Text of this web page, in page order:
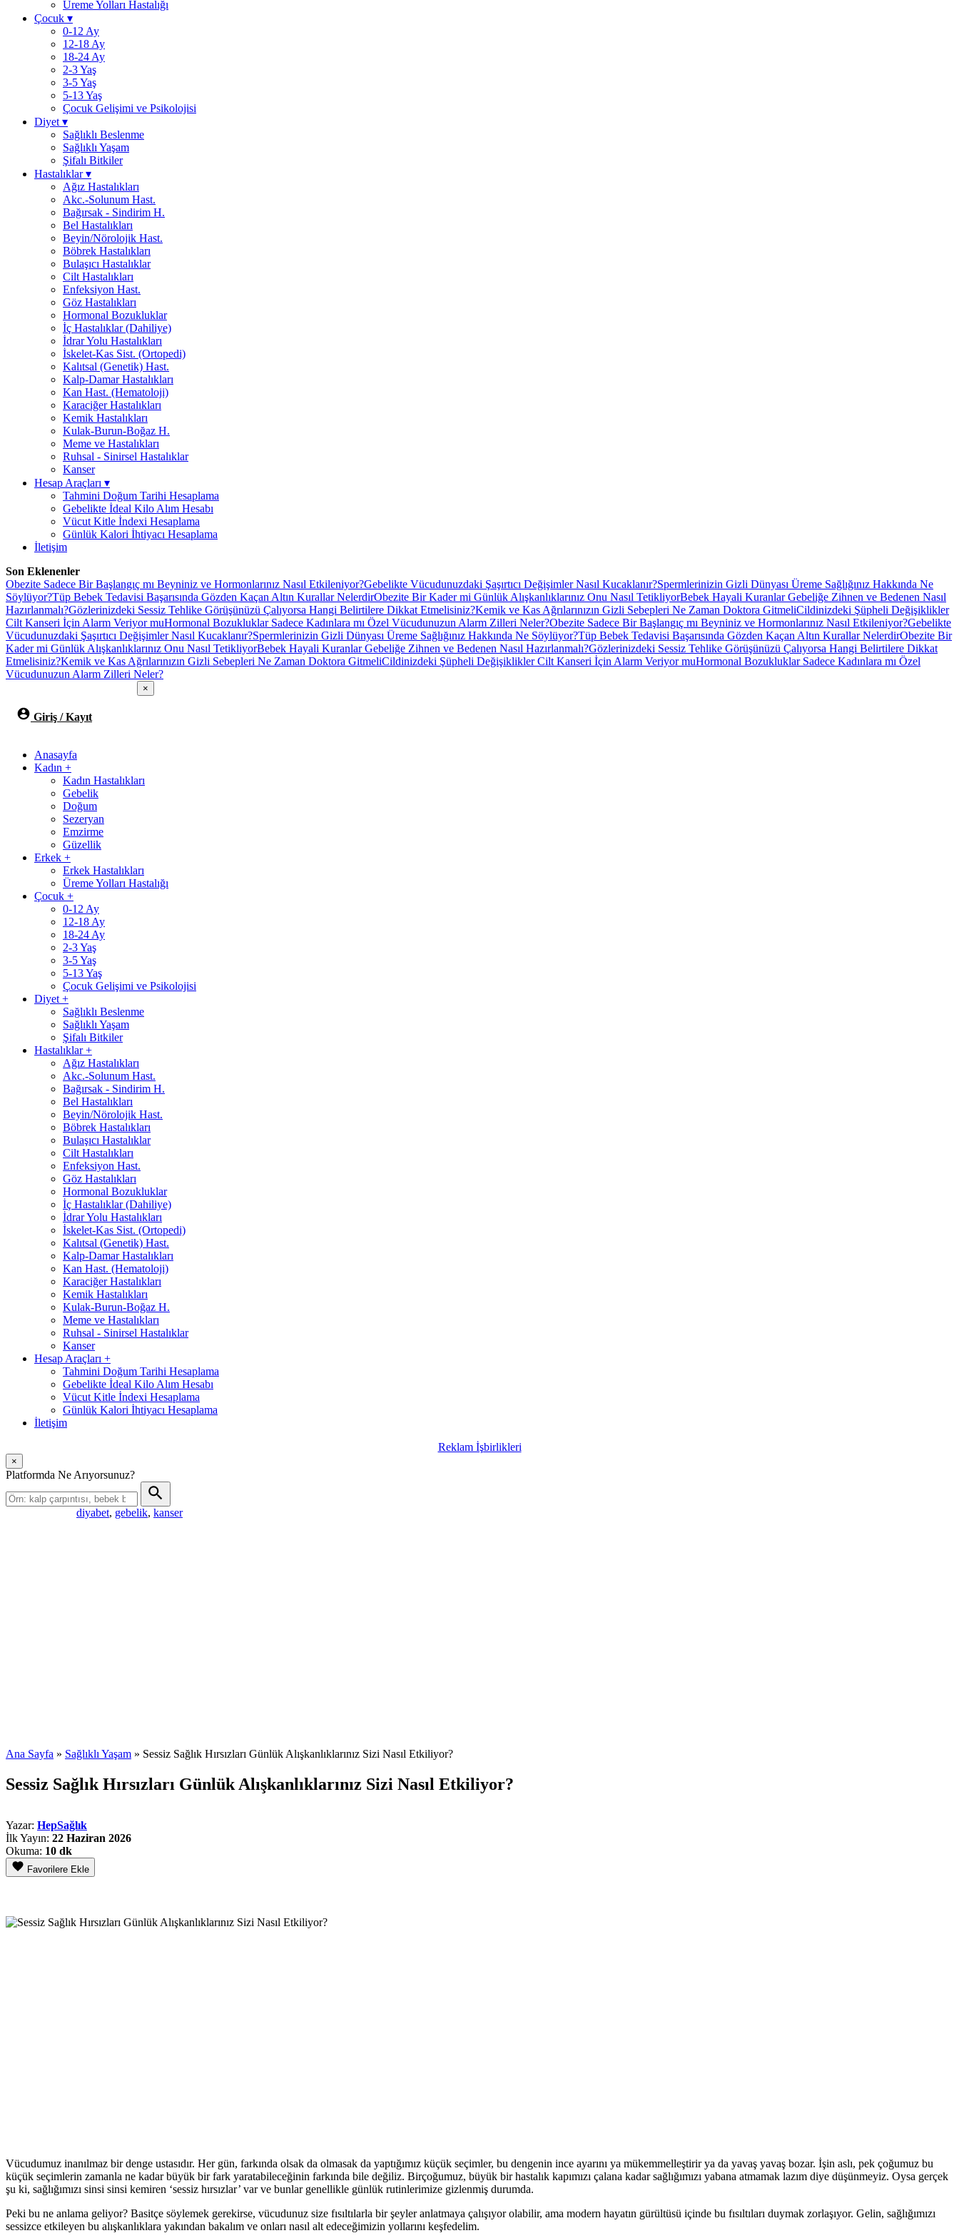
Üreme Yolları Hastalığı
Çocuk ▾
0-12 Ay
12-18 Ay
18-24 Ay
2-3 Yaş
3-5 Yaş
5-13 Yaş
Çocuk Gelişimi ve Psikolojisi
Diyet ▾
Sağlıklı Beslenme
Sağlıklı Yaşam
Şifalı Bitkiler
Hastalıklar▾
Ağız Hastalıkları
Akc.-Solunum Hast.
Bağırsak - Sindirim H.
Bel Hastalıkları
Beyin/Nörolojik Hast.
Böbrek Hastalıkları
Bulaşıcı Hastalıklar
Cilt Hastalıkları
Enfeksiyon Hast.
Göz Hastalıkları
Hormonal Bozukluklar
İç Hastalıklar (Dahiliye)
İdrar Yolu Hastalıkları
İskelet-Kas Sist. (Ortopedi)
Kalıtsal (Genetik) Hast.
Kalp-Damar Hastalıkları
Kan Hast. (Hematoloji)
Karaciğer Hastalıkları
Kemik Hastalıkları
Kulak-Burun-Boğaz H.
Meme ve Hastalıkları
Ruhsal - Sinirsel Hastalıklar
Kanser
Hesap Araçları ▾
Tahmini Doğum Tarihi Hesaplama
Gebelikte İdeal Kilo Alım Hesabı
Vücut Kitle İndexi Hesaplama
Günlük Kalori İhtiyacı Hesaplama
İletişim
Son Eklenenler
Obezite Sadece Bir Başlangıç mı Beyniniz ve Hormonlarınız Nasıl Etkileniyor?Gebelikte Vücudunuzdaki Şaşırtıcı Değişimler Nasıl Kucaklanır?Spermlerinizin Gizli Dünyası Üreme Sağlığınız Hakkında Ne
Söylüyor?Tüp Bebek Tedavisi Başarısında Gözden Kaçan Altın Kurallar NelerdirObezite Bir Kader mi Günlük Alışkanlıklarınız Onu Nasıl TetikliyorBebek Hayali Kuranlar Gebeliğe Zihnen ve Bedenen Nasıl
Hazırlanmalı?Gözlerinizdeki Sessiz Tehlike Görüşünüzü Çalıyorsa Hangi Belirtilere Dikkat Etmelisiniz?Kemik ve Kas Ağrılarınızın Gizli Sebepleri Ne Zaman Doktora GitmeliCildinizdeki Şüpheli Değişiklikler
Cilt Kanseri İçin Alarm Veriyor muHormonal Bozukluklar Sadece Kadınlara mı Özel Vücudunuzun Alarm Zilleri Neler?Obezite Sadece Bir Başlangıç mı Beyniniz ve Hormonlarınız Nasıl Etkileniyor?Gebelikte
Vücudunuzdaki Şaşırtıcı Değişimler Nasıl Kucaklanır?Spermlerinizin Gizli Dünyası Üreme Sağlığınız Hakkında Ne Söylüyor?Tüp Bebek Tedavisi Başarısında Gözden Kaçan Altın Kurallar NelerdirObezite Bir
Kader mi Günlük Alışkanlıklarınız Onu Nasıl TetikliyorBebek Hayali Kuranlar Gebeliğe Zihnen ve Bedenen Nasıl Hazırlanmalı?Gözlerinizdeki Sessiz Tehlike Görüşünüzü Çalıyorsa Hangi Belirtilere Dikkat
Etmelisiniz?Kemik ve Kas Ağrılarınızın Gizli Sebepleri Ne Zaman Doktora GitmeliCildinizdeki Şüpheli Değişiklikler Cilt Kanseri İçin Alarm Veriyor muHormonal Bozukluklar Sadece Kadınlara mı Özel
Vücudunuzun Alarm Zilleri Neler?
×
Giriş / Kayıt
Anasayfa
Kadın +
Kadın Hastalıkları
Gebelik
Doğum
Sezeryan
Emzirme
Güzellik
Erkek +
Erkek Hastalıkları
Üreme Yolları Hastalığı
Çocuk +
0-12 Ay
12-18 Ay
18-24 Ay
2-3 Yaş
3-5 Yaş
5-13 Yaş
Çocuk Gelişimi ve Psikolojisi
Diyet +
Sağlıklı Beslenme
Sağlıklı Yaşam
Şifalı Bitkiler
Hastalıklar+
Ağız Hastalıkları
Akc.-Solunum Hast.
Bağırsak - Sindirim H.
Bel Hastalıkları
Beyin/Nörolojik Hast.
Böbrek Hastalıkları
Bulaşıcı Hastalıklar
Cilt Hastalıkları
Enfeksiyon Hast.
Göz Hastalıkları
Hormonal Bozukluklar
İç Hastalıklar (Dahiliye)
İdrar Yolu Hastalıkları
İskelet-Kas Sist. (Ortopedi)
Kalıtsal (Genetik) Hast.
Kalp-Damar Hastalıkları
Kan Hast. (Hematoloji)
Karaciğer Hastalıkları
Kemik Hastalıkları
Kulak-Burun-Boğaz H.
Meme ve Hastalıkları
Ruhsal - Sinirsel Hastalıklar
Kanser
Hesap Araçları +
Tahmini Doğum Tarihi Hesaplama
Gebelikte İdeal Kilo Alım Hesabı
Vücut Kitle İndexi Hesaplama
Günlük Kalori İhtiyacı Hesaplama
İletişim
Reklam İşbirlikleri
×
Platformda Ne Arıyorsunuz?
diyabet, gebelik, kanser
Ana Sayfa » Sağlıklı Yaşam » Sessiz Sağlık Hırsızları Günlük Alışkanlıklarınız Sizi Nasıl Etkiliyor?
Sessiz Sağlık Hırsızları Günlük Alışkanlıklarınız Sizi Nasıl Etkiliyor?
Yazar: HepSağlık
İlk Yayın: 22 Haziran 2026
Okuma: 10 dk
Favorilere Ekle
Vücudumuz inanılmaz bir denge ustasıdır. Her gün, farkında olsak da olmasak da yaptığımız küçük seçimler, bu dengenin ince ayarını ya mükemmelleştirir ya da yavaş yavaş bozar. İşin aslı, pek çoğumuz bu
küçük seçimlerin zamanla ne kadar büyük bir fark yaratabileceğinin farkında bile değiliz. Birçoğumuz, büyük bir hastalık kapımızı çalana kadar sağlığımızı yabana atmamak lazım diye düşünmeyiz. Oysa gerçek
şu ki, sağlığımızı sinsi sinsi kemiren ‘sessiz hırsızlar’ var ve bunlar genellikle günlük rutinlerimize gizlenmiş durumda.
Peki bu ne anlama geliyor? Basitçe söylemek gerekirse, vücudunuz size fısıltılarla bir şeyler anlatmaya çalışıyor olabilir, ama modern hayatın gürültüsü içinde bu fısıltıları duymak zorlaşıyor. Gelin, sağlığımızı
sessizce etkileyen bu alışkanlıklara yakından bakalım ve onları nasıl alt edeceğimizin yollarını keşfedelim.